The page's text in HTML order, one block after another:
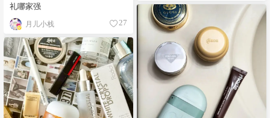
礼哪家强
月儿小栈 27